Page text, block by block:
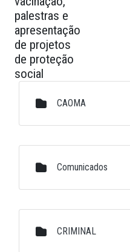
palestras e
apresentação
de projetos
de proteção
social
CAOMA
Comunicados
CRIMINAL